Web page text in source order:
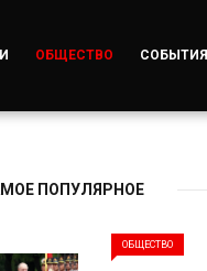
ОБЩЕСТВО СОБЫТИЯ
ПОПУЛЯРНОЕ
ОБЩЕСТВО